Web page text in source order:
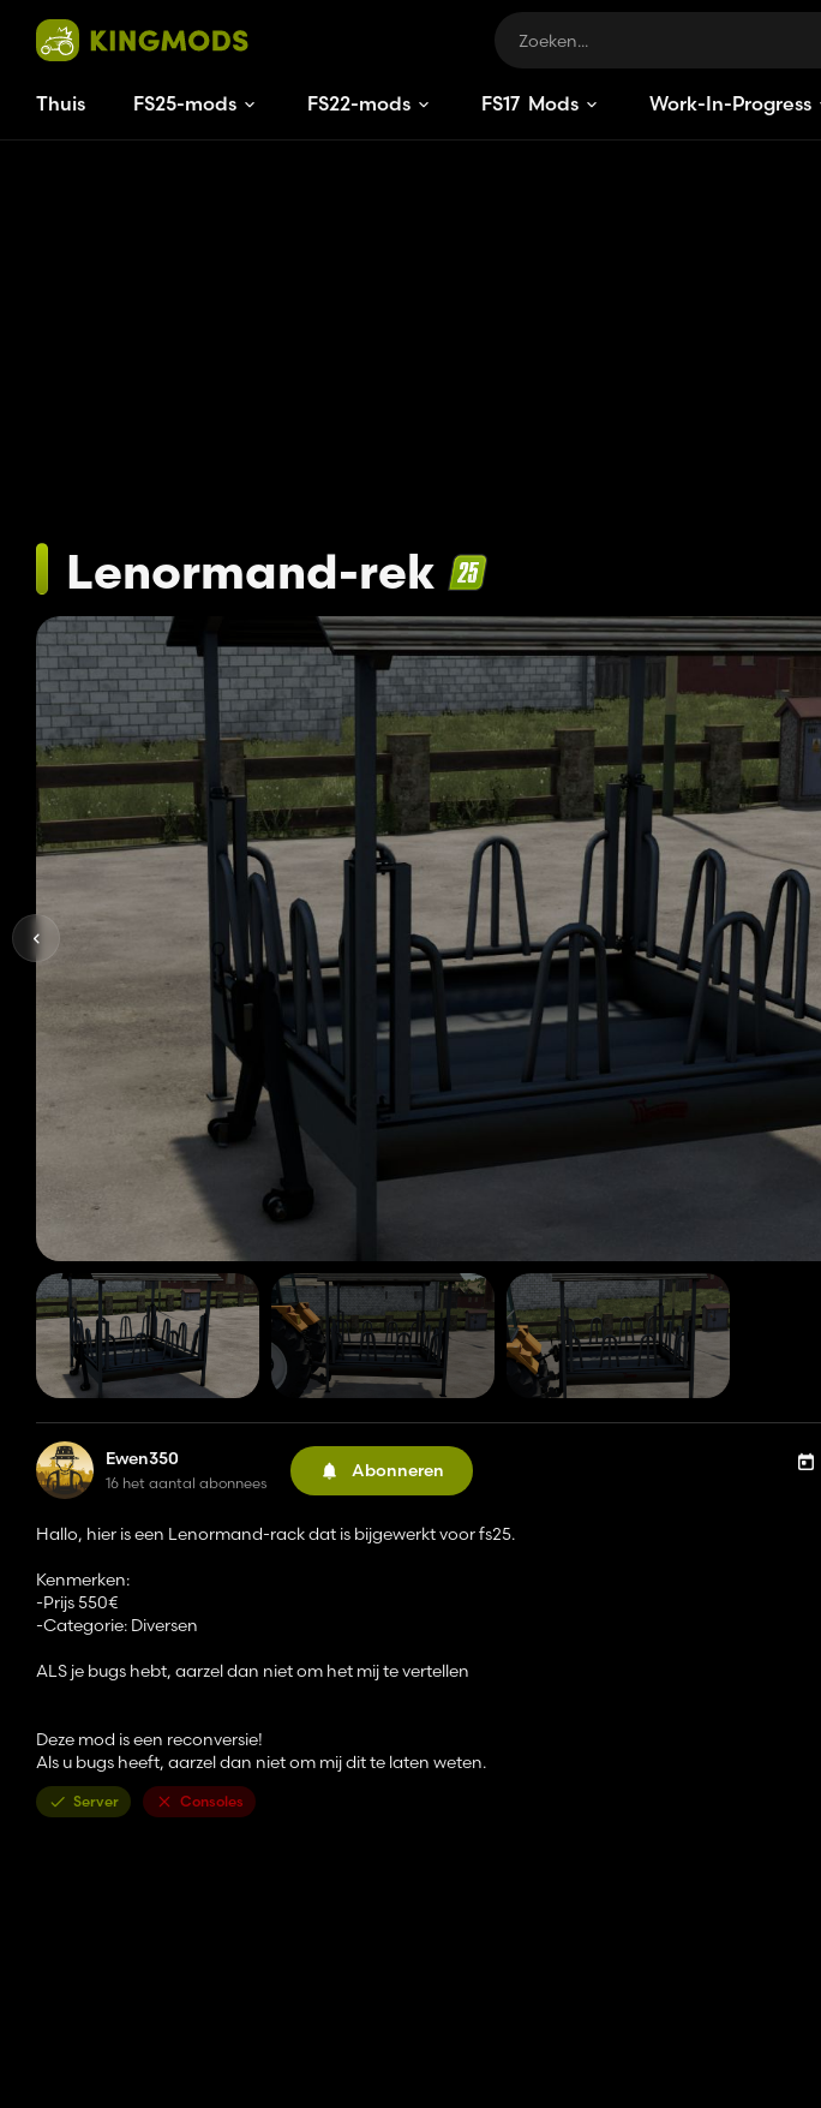
Thuis FS25-mods FS22-mods FS17 Mods Work-In-Progress
Lenormand-rek
Ewen350
16 het aantal abonnees
Abonneren
Hallo, hier is een Lenormand-rack dat is bijgewerkt voor fs25.
Kenmerken:
-Prijs 550€
-Categorie: Diversen
ALS je bugs hebt, aarzel dan niet om het mij te vertellen
Deze mod is een reconversie!
Als u bugs heeft, aarzel dan niet om mij dit te laten weten.
Server Consoles